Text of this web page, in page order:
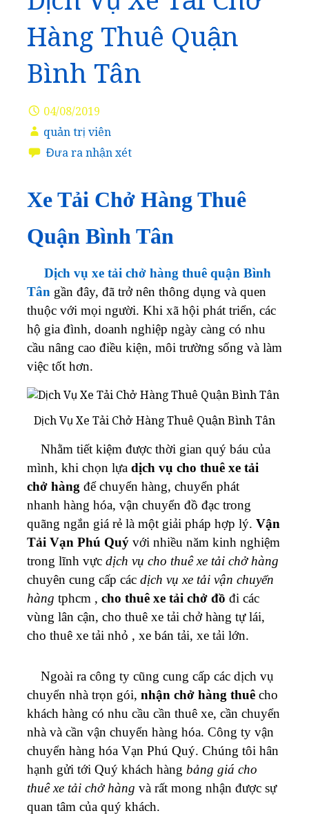
Hàng Thuê Quận
Bình Tân
04/08/2019
quản trị viên
Đưa ra nhận xét
Xe Tải Chở Hàng Thuê
Quận Bình Tân
Dịch vụ xe tải chở hàng thuê quận Bình
Tân gần đây, đã trở nên thông dụng và quen
thuộc với mọi người. Khi xã hội phát triển, các
hộ gia đình, doanh nghiệp ngày càng có nhu
cầu nâng cao điều kiện, môi trường sống và làm
việc tốt hơn.
Dịch Vụ Xe Tải Chở Hàng Thuê Quận Bình Tân
Nhằm tiết kiệm được thời gian quý báu của
mình, khi chọn lựa dịch vụ cho thuê xe tải
chở hàng để chuyển hàng, chuyển phát
nhanh hàng hóa, vận chuyển đồ đạc trong
quãng ngắn giá rẻ là một giải pháp hợp lý. Vận
Tải Vạn Phú Quý với nhiều năm kinh nghiệm
trong lĩnh vực dịch vụ cho thuê xe tải chở hàng
chuyên cung cấp các dịch vụ xe tải vận chuyển
hàng tphcm , cho thuê xe tải chở đồ đi các
vùng lân cận, cho thuê xe tải chở hàng tự lái,
cho thuê xe tải nhỏ , xe bán tải, xe tải lớn.
Ngoài ra công ty cũng cung cấp các dịch vụ
chuyển nhà trọn gói, nhận chở hàng thuê cho
khách hàng có nhu cầu cần thuê xe, cần chuyển
nhà và cần vận chuyển hàng hóa. Công ty vận
chuyển hàng hóa Vạn Phú Quý. Chúng tôi hân
hạnh gửi tới Quý khách hàng bảng giá cho
thuê xe tải chở hàng và rất mong nhận được sự
quan tâm của quý khách.